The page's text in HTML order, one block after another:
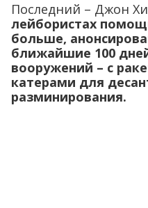
Последний – Джон
лейбористах
больше,
ближайшие 100
вооружений – с
катерами для
разминирования.